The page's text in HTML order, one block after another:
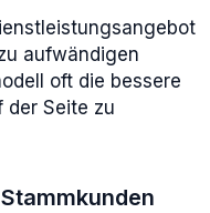
aufwändigen
oft die bessere
der Seite zu